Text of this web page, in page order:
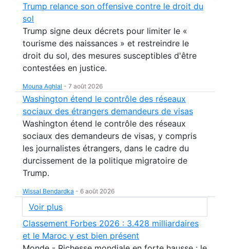
Trump relance son offensive contre le droit du
sol
Trump signe deux décrets pour limiter le «
tourisme des naissances » et restreindre le
droit du sol, des mesures susceptibles d'être
contestées en justice.
Mouna Aghlal - 7 août 2026
Washington étend le contrôle des réseaux
sociaux des étrangers demandeurs de visas
Washington étend le contrôle des réseaux
sociaux des demandeurs de visas, y compris
les journalistes étrangers, dans le cadre du
durcissement de la politique migratoire de
Trump.
Wissal Bendardka - 6 août 2026
Voir plus
Classement Forbes 2026 : 3.428 milliardaires
et le Maroc y est bien présent